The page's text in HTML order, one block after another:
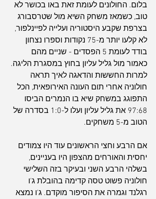
בלום. החולונים לעומת זאת באו בכושר לא
טוב, כשמאז משחק השיא מול שטרסבורג
בצרפת שקבע היסטוריה ועלייה לפיינלפור,
לא קלעו יותר מ-75 נקודות וספרו נצחון
בודד לעומת 5 הפסדים - שניים מהם
כאמור מול גליל עליון בחוץ במסגרת הליגה.
למרות החששות והדאגה לאיך תראה
חולוניה אחרי תום העונה האירופאית, הכל
התפוגג במשחק שיא בו הנמרים הביסו
97:68 את גליל עליון ועלו ל-1:0 בסדרה של
הטוב מ-5 משחקים.
אם הרבע וחצי הראשונים עוד היו צמודים
יחסית והאורחים מהצפון היו בעניינים,
בשלהי הרבע השני ובעיקר בזה השלישי
חולוניה פשוט טסה קדימה בהובלת ג'ו
רגלנד וגמרה את הסיפור מוקדם. ג'ו נמצא